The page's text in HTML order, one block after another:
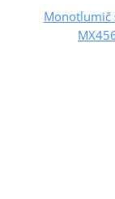
Monotlumič